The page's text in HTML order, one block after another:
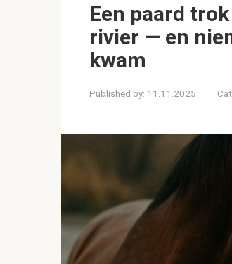
Een paard
rivier — en
kwam
Published by: 11.11.2025